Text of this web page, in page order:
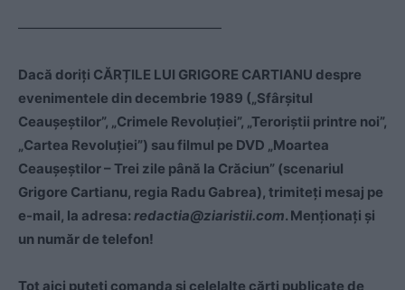
———————————————
Dacă doriți CĂRȚILE LUI GRIGORE CARTIANU despre
evenimentele din decembrie 1989 („Sfârșitul
Ceaușeștilor”, „Crimele Revoluției”, „Teroriștii printre noi”,
„Cartea Revoluției”) sau filmul pe DVD „Moartea
Ceaușeștilor – Trei zile până la Crăciun” (scenariul
Grigore Cartianu, regia Radu Gabrea), trimiteți mesaj pe
e-mail, la adresa: redactia@ziaristii.com. Menționați și
un număr de telefon!
Tot aici puteți comanda și celelalte cărți publicate de